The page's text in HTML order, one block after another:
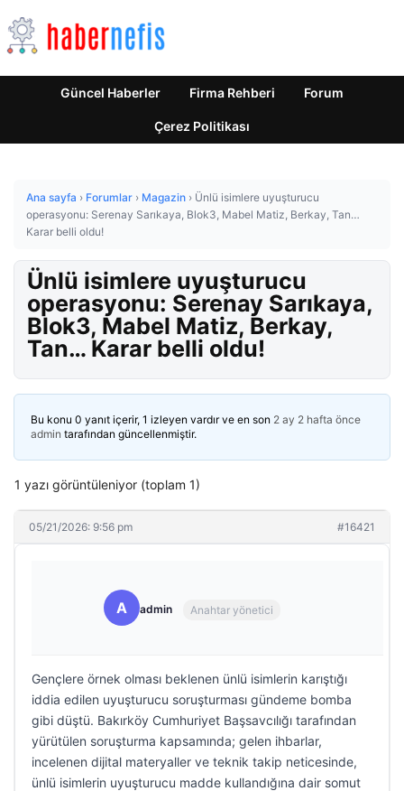
Güncel Haberler Firma Rehberi Forum
Çerez Politikası
Ana sayfa › Forumlar › Magazin › Ünlü isimlere uyuşturucu
operasyonu: Serenay Sarıkaya, Blok3, Mabel Matiz, Berkay, Tan…
Karar belli oldu!
Ünlü isimlere uyuşturucu
operasyonu: Serenay Sarıkaya,
Blok3, Mabel Matiz, Berkay,
Tan… Karar belli oldu!
Bu konu 0 yanıt içerir, 1 izleyen vardır ve en son 2 ay 2 hafta önce
admin tarafından güncellenmiştir.
1 yazı görüntüleniyor (toplam 1)
05/21/2026: 9:56 pm #16421
A admin Anahtar yönetici
Gençlere örnek olması beklenen ünlü isimlerin karıştığı
iddia edilen uyuşturucu soruşturması gündeme bomba
gibi düştü. Bakırköy Cumhuriyet Başsavcılığı tarafından
yürütülen soruşturma kapsamında; gelen ihbarlar,
incelenen dijital materyaller ve teknik takip neticesinde,
ünlü isimlerin uyuşturucu madde kullandığına dair somut